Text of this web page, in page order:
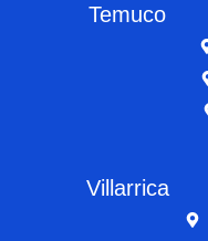
Temuco
Villarrica